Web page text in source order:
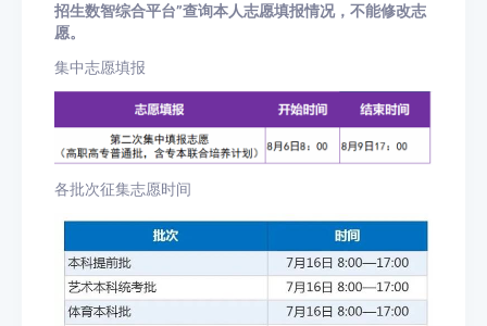
招生数智综合平台”查询本人志愿填报情况，不能修改志
愿。
集中志愿填报
各批次征集志愿时间